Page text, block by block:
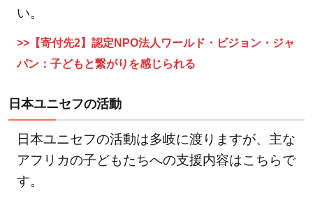
い。
>>【寄付先2】認定NPO法人ワールド・ビジョン・ジャ
パン：子どもと繋がりを感じられる
日本ユニセフの活動
日本ユニセフの活動は多岐に渡りますが、主な
アフリカの子どもたちへの支援内容はこちらで
す。